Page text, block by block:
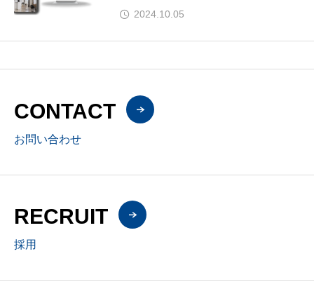
2024.10.05
CONTACT
お問い合わせ
RECRUIT
採用